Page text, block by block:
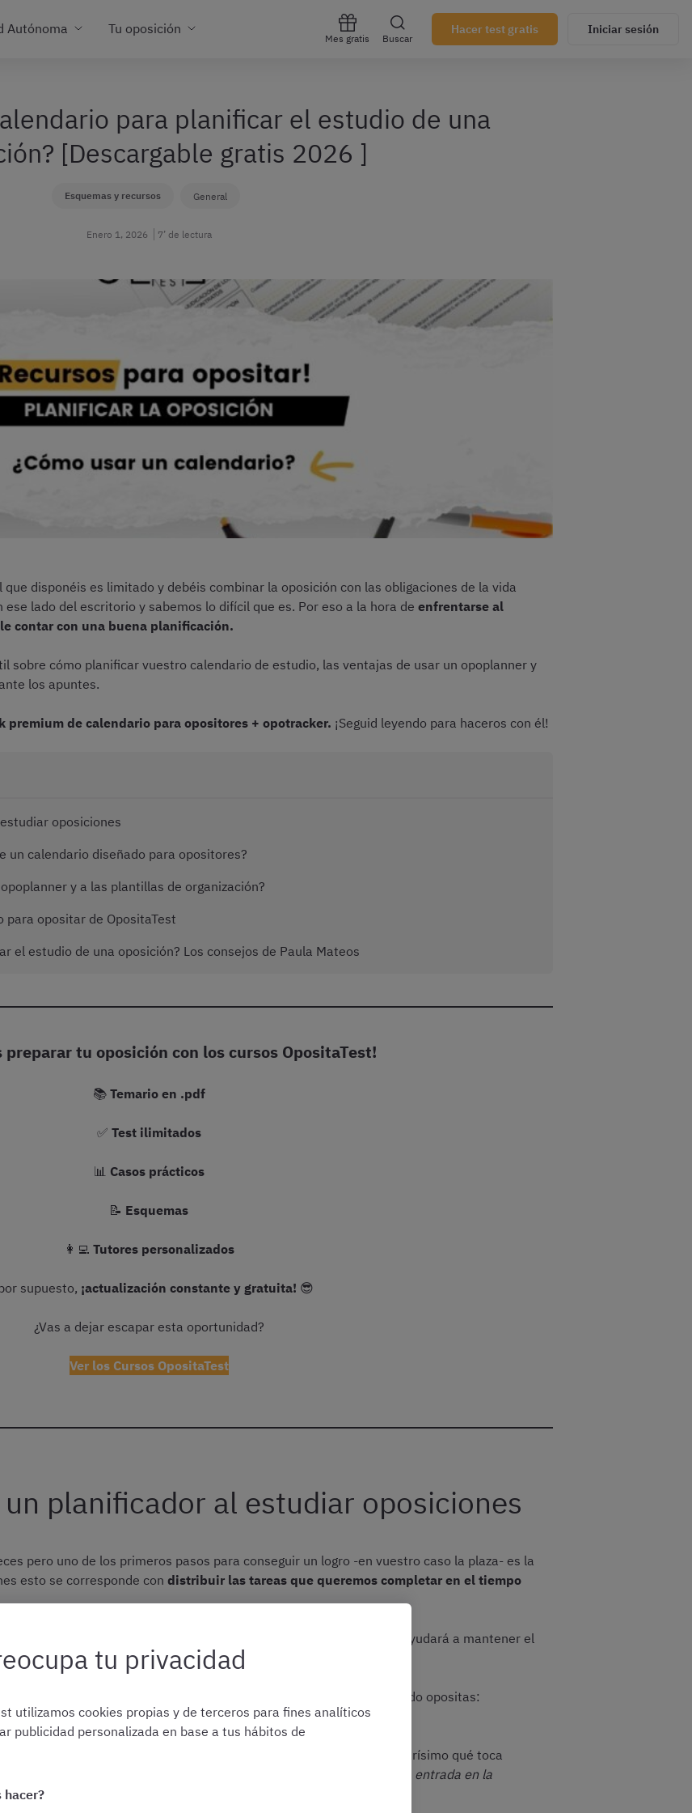
Autónoma Tu oposición
Mes gratis Buscar
Hacer test gratis Iniciar sesión
para planificar el estudio de una
[Descargable gratis 2026 ]
Esquemas y recursos General
Enero 1, 2026 7’ de lectura
disponéis es limitado y debéis combinar la oposición con las obligaciones de la vida
lado del escritorio y sabemos lo difícil que es. Por eso a la hora de enfrentarse al
contar con una buena planificación.
sobre cómo planificar vuestro calendario de estudio, las ventajas de usar un opoplanner y
los apuntes.
premium de calendario para opositores + opotracker. ¡Seguid leyendo para haceros con él!
oposiciones
un calendario diseñado para opositores?
y a las plantillas de organización?
para opositar de OpositaTest
el estudio de una oposición? Los consejos de Paula Mateos
preparar tu oposición con los cursos OpositaTest!
📚 Temario en .pdf
✅ Test ilimitados
📊 Casos prácticos
📝 Esquemas
👩‍💻 Tutores personalizados
supuesto, ¡actualización constante y gratuita! 😎
¿Vas a dejar escapar esta oportunidad?
Ver los Cursos OpositaTest
planificador al estudiar oposiciones
pero uno de los primeros pasos para conseguir un logro -en vuestro caso la plaza- es la
esto se corresponde con distribuir las tareas que queremos completar en el tiempo
tanto en que diseñéis un planning para la oposición es porque os ayudará a mantener el
largo.
a la hora de organizar el estudio tiene los siguientes beneficios cuando opositas:
a la hora de ponerte delante de los apuntes
. Tendrás clarísimo qué toca
al 100%.
En este caso os recomendamos echar un vistazo a nuestra entrada en la
Blocking cuando se oposita
tu privacidad
utilizamos cookies propias y de terceros para fines analíticos
publicidad personalizada en base a tus hábitos de
hacer?